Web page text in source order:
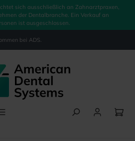
sich ausschließlich an Zahnarztpraxen,
der Dentalbranche. Ein Verkauf an
ist ausgeschlossen.
bei ADS.